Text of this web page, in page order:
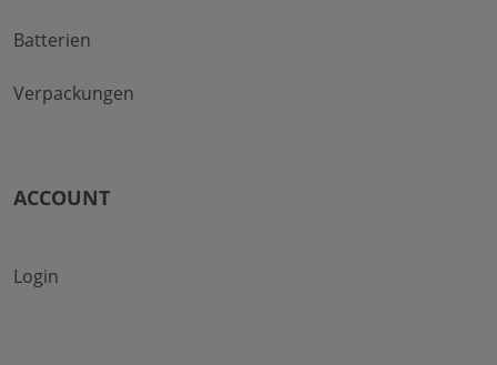
Batterien
Verpackungen
ACCOUNT
Login